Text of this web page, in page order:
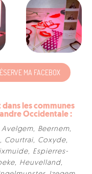
MA FACEBOX
les communes
Occidentale :
Avelgem, Beernem,
, Courtrai, Coxyde,
, Espierres-
, Heuvelland,